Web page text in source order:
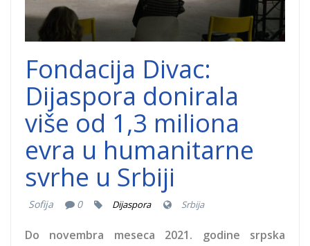
Fondacija Divac:
Dijaspora donirala
više od 1,3 miliona
evra u humanitarne
svrhe u Srbiji
Sofija 0 Dijaspora Srbija
Do novembra meseca 2021. godine srpska